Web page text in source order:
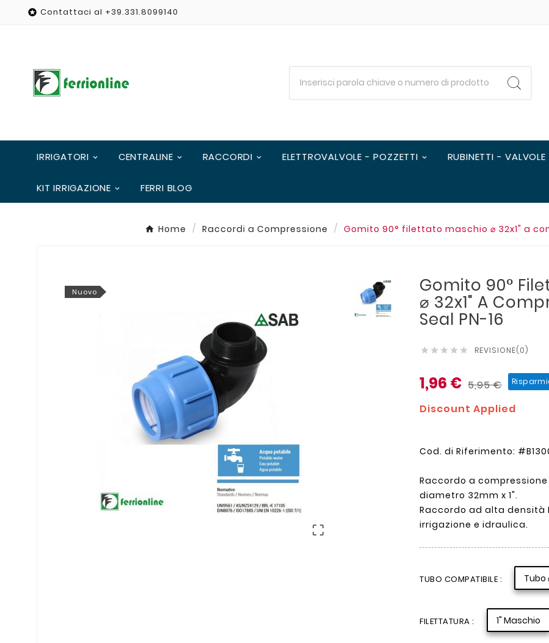
 Contattaci al +39.331.8099140
IRRIGATORI CENTRALINE RACCORDI ELETTROVALVOLE - POZZETTI RUBINETTI - VALVOLE
KIT IRRIGAZIONE FERRI BLOG
Home Raccordi a Compressione Gomito 90° filettato maschio ⌀ 32x1" a
Nuovo

Gomito 90°
⌀ 32x1" A
Seal PN-16
     REVISIONE(0)
1,96 € 5,95 €
Discount Applied
Cod. di Riferimento:
Raccordo a
diametro 32mm x 1".
Raccordo ad alta densità
irrigazione e idraulica.
TUBO COMPATIBILE : Tubo
FILETTATURA : 1" Maschio